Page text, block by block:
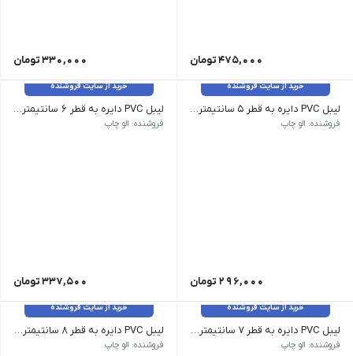
475,000تومان 330,000تومان
خرید از سایت فروشنده
لیبل PVC دایره به قطر 5 سانتیمتر _ 160 عدد
فروشنده: الو چاپ
296,000 تومان
خرید از سایت فروشنده
لیبل PVC دایره به قطر 6 سانتیمتر _ 135 عدد
فروشنده: الو چاپ
337,500تومان
خرید از سایت فروشنده
لیبل PVC دایره به قطر 7 سانتیمتر _ 120 عدد
فروشنده: الو چاپ
خرید از سایت فروشنده
لیبل PVC دایره به قطر 8 سانتیمتر _ 80 عدد
فروشنده: الو چاپ